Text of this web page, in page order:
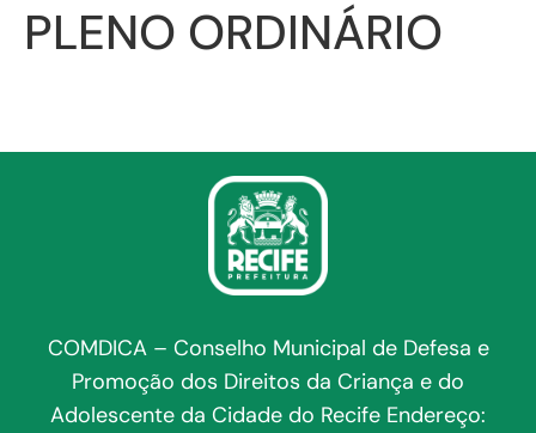
PLENO ORDINÁRIO
COMDICA – Conselho Municipal de Defesa e
Promoção dos Direitos da Criança e do
Adolescente da Cidade do Recife Endereço: